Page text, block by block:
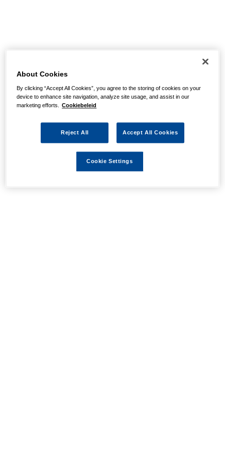
pas pu trouver la page
Il se peut qu’il y ait une erreur dans l’URL ou que l’action
aider à poursuivre votre navigation grâce aux liens
suivants.
Aller à la page d'accueil
About Cookies
By clicking “Accept All Cookies”, you agree to the storing of cookies on your
device to enhance site navigation, analyze site usage, and assist in our
marketing efforts. Cookiebeleid
Reject All Accept All Cookies
Cookie Settings